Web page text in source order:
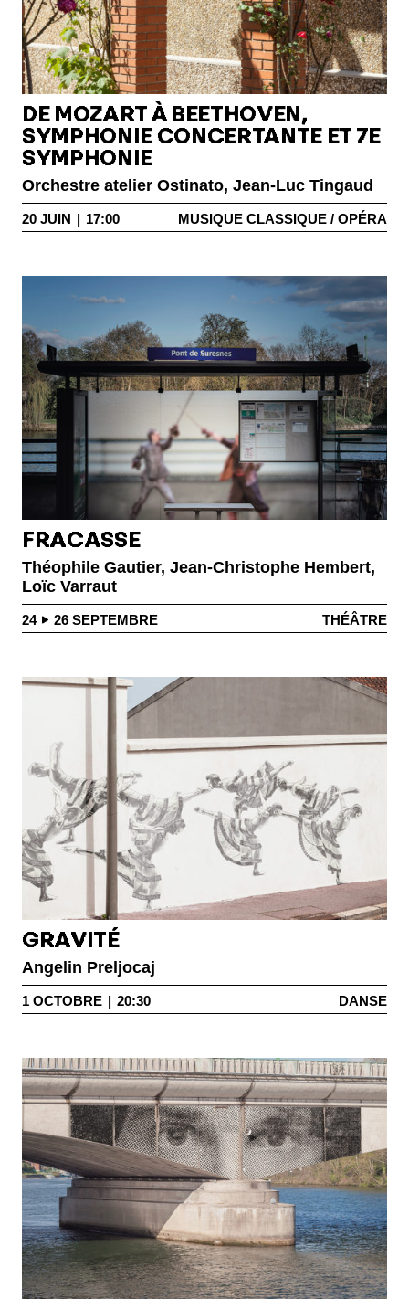
DE MOZART À BEETHOVEN,
SYMPHONIE CONCERTANTE ET 7E
SYMPHONIE
Orchestre atelier Ostinato, Jean-Luc Tingaud
20 JUIN | 17:00 MUSIQUE CLASSIQUE / OPÉRA
FRACASSE
Théophile Gautier, Jean-Christophe Hembert,
Loïc Varraut
24 26 SEPTEMBRE THÉÂTRE
GRAVITÉ
Angelin Preljocaj
1 OCTOBRE | 20:30 DANSE